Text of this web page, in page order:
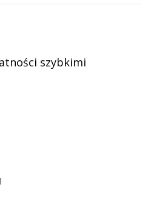
szybkimi